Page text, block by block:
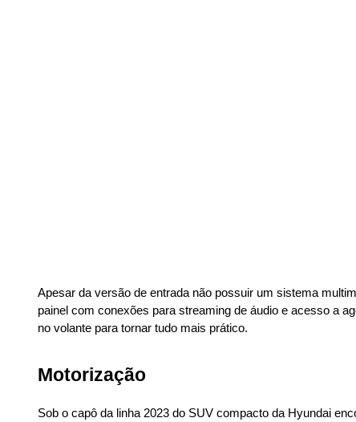
Apesar da versão de entrada não possuir um sistema
painel com conexões para streaming de áudio e acesso a
no volante para tornar tudo mais prático.
Motorização
Sob o capô da linha 2023 do SUV compacto da Hyundai